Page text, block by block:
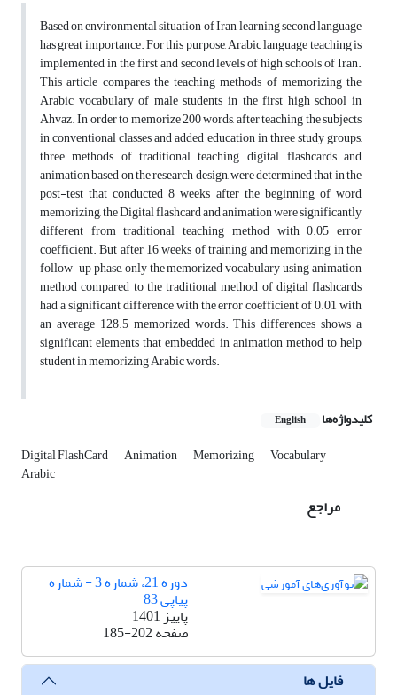
Based on environmental situation of Iran, learning second language
has great importance. For this purpose, Arabic language teaching is
implemented in the first and second levels of high schools of Iran.
This article compares the teaching methods of memorizing the
Arabic vocabulary of male students in the first high school in
Ahvaz. In order to memorize 200 words, after teaching the subjects
in conventional classes and added education in three study groups,
three methods of traditional teaching, digital flashcards and
animation based on the research design, were determined that in the
post-test that conducted 8 weeks after the beginning of word
memorizing, the Digital flashcard and animation were significantly
different from traditional teaching method with 0.05 error
coefficient. But after 16 weeks of training and memorizing in the
follow-up phase, only the memorized vocabulary using animation
method compared to the traditional method of digital flashcards
had a significant difference with the error coefficient of 0.01 with
an average 128.5 memorized words. This differences shows a
significant elements that embedded in animation method to help
student in memorizing Arabic words.
کلیدواژه‌ها English
Digital FlashCard Animation Memorizing Vocabulary
Arabic
مراجع
دوره 21، شماره 3 - شماره
پیاپی 83
پاییز 1401
صفحه185-202
فایل ها